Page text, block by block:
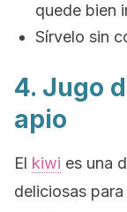
quede bien
Sírvelo sin
4. Jugo
apio
El kiwi es una
deliciosas